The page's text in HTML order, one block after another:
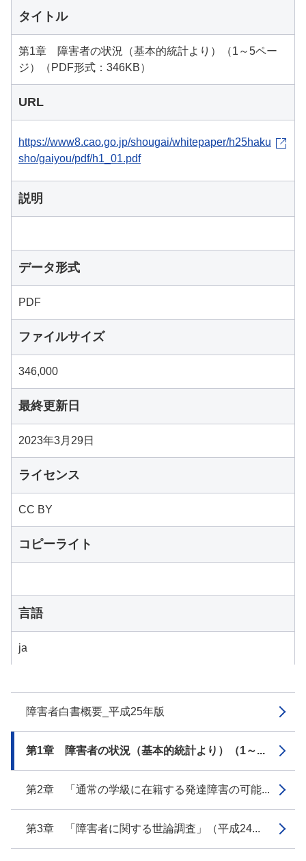
障害者白書概要_平成25年版
第1章 障害者の状況（基本的統計より）（1～...
第2章 「通常の学級に在籍する発達障害の可能...
第3章 「障害者に関する世論調査」（平成24...
タイトル
第1章 障害者の状況（基本的統計より）（1～5ペー
ジ）（PDF形式：346KB）
URL
https://www8.cao.go.jp/shougai/whitepaper/h25haku
sho/gaiyou/pdf/h1_01.pdf
説明
データ形式
PDF
ファイルサイズ
346,000
最終更新日
2023年3月29日
ライセンス
CC BY
コピーライト
言語
ja